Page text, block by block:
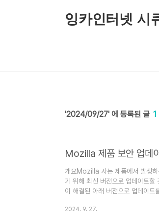
잉카인터넷 시
2024/09/27 1
Mozilla 제품 보안 업데
개요Mozilla 사는 제품에서 발생
기 위해 최신 버전으로 업데이트할
이 해결된 아래 버전으로 업데이
2024. 9. 27.